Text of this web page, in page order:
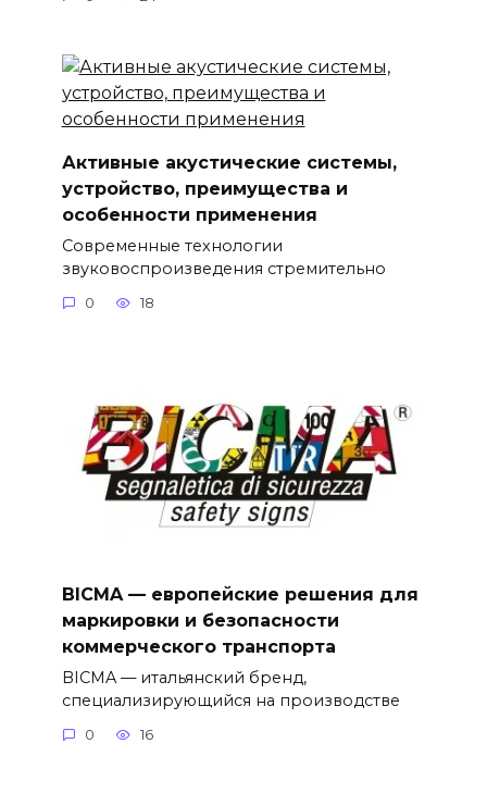
Активные акустические системы,
устройство, преимущества и
особенности применения
Современные технологии
звуковоспроизведения стремительно
0 18
BICMA — европейские решения для
маркировки и безопасности
коммерческого транспорта
BICMA — итальянский бренд,
специализирующийся на производстве
0 16